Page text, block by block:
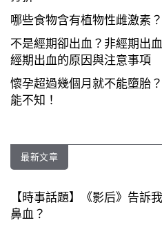
哪些食物含有植物性雌激素
不是經期卻出血？非經期出
經期出血的原因與注意事項
懷孕超過幾個月就不能墮胎
能不知！
最新文章
【時事話題】《影后》告訴
鼻血？